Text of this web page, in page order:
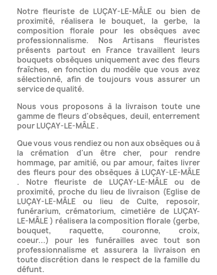
Notre fleuriste de LUÇAY-LE-MÂLE ou bien de
proximité, réalisera le bouquet, la gerbe, la
composition florale pour les obsèques avec
professionnalisme. Nos Artisans fleuristes
présents partout en France travaillent leurs
bouquets obsèques uniquementavec des fleurs
fraîches, en fonction du modèle que vous avez
sélectionné, afin de toujours vous assurer un
service de qualité.
Nous vous proposons à la livraison toute une
gamme de fleurs d'obsèques, deuil, enterrement
pour LUÇAY-LE-MÂLE .
Que vous vous rendiez ou non aux obsèques ou à
la crémation d'un être cher, pour rendre
hommage, par amitié, ou par amour, faites livrer
des fleurs pour des obsèques à LUÇAY-LE-MÂLE
. Notre fleuriste de LUÇAY-LE-MÂLE ou de
proximité, proche du lieu de livraison (Eglise de
LUÇAY-LE-MÂLE ou lieu de Culte, reposoir,
funérarium, crématorium, cimetière de LUÇAY-
LE-MÂLE ) réalisera la composition florale (gerbe,
bouquet, raquette, couronne, croix,
coeur...) pour les funérailles avec tout son
professionnalisme et assurera la livraison en
toute discrétion dans le respect de la famille du
défunt.